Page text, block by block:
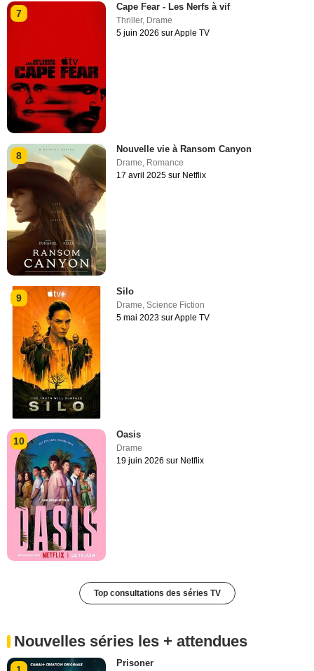
7
Cape Fear - Les Nerfs à vif
Thriller, Drame
5 juin 2026 sur Apple TV
8
Nouvelle vie à Ransom Canyon
Drame, Romance
17 avril 2025 sur Netflix
9
Silo
Drame,Science Fiction
5 mai 2023 sur Apple TV
10
Oasis
Drame
19 juin 2026 sur Netflix
Top consultations des séries TV
Nouvelles séries les + attendues
Prisoner